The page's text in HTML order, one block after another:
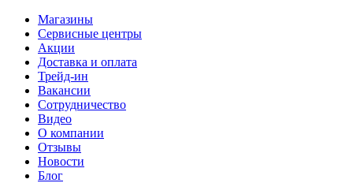
Магазины
Сервисные центры
Акции
Доставка и оплата
Трейд-ин
Вакансии
Сотрудничество
Видео
О компании
Отзывы
Новости
Блог